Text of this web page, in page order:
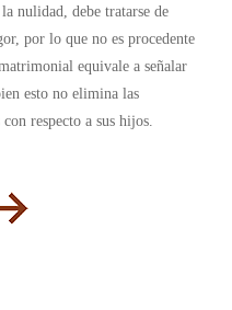
nulidad, debe tratarse de
por lo que no es procedente
equivale a señalar
esto no elimina las
respecto a sus hijos.